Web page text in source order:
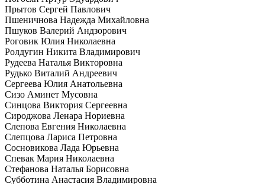
Прытов Сергей Павлович
Пшеничнова Надежда Михайловна
Пшуков Валерий Андзорович
Роговик Юлия Николаевна
Ролдугин Никита Владимирович
Рудеева Наталья Викторовна
Рудько Виталий Андреевич
Сергеева Юлия Анатольевна
Сизо Аминет Мусовна
Синцова Виктория Сергеевна
Сироджова Ленара Нориевна
Слепова Евгения Николаевна
Слепцова Лариса Петровна
Сосновикова Лада Юрьевна
Спевак Мария Николаевна
Стефанова Наталья Борисовна
Субботина Анастасия Владимировна